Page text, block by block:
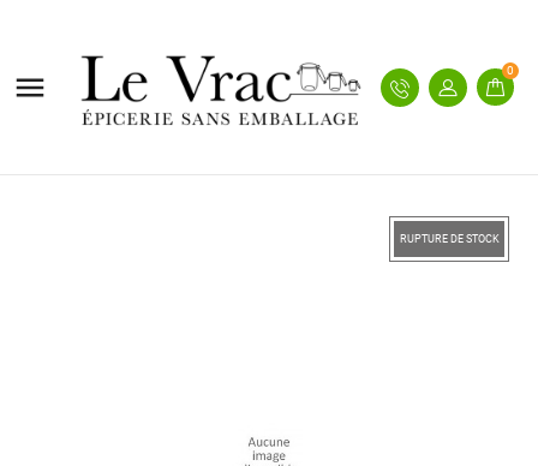
 0
RUPTURE DE STOCK